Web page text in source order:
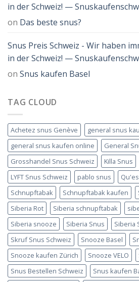
in der Schweiz! —
on Das beste snus?
Snus Preis Schweiz - Wir haben
in der Schweiz! —
on Snus kaufen Basel
TAG CLOUD
Achetez snus Genève
general snus
general snus kaufen online
General
Grosshandel Snus Schweiz
Killa Snus
LYFT Snus Schweiz
pablo snus
Schnupftabak
Schnupftabak kaufen
Siberia Rot
Siberia schnupftabak
Siberia snooze
Siberia Snus
Siberia
Skruf Snus Schweiz
Snooze Basel
Snooze kaufen Zürich
Snooze VELO
Snus Bestellen Schweiz
Snus kaufen